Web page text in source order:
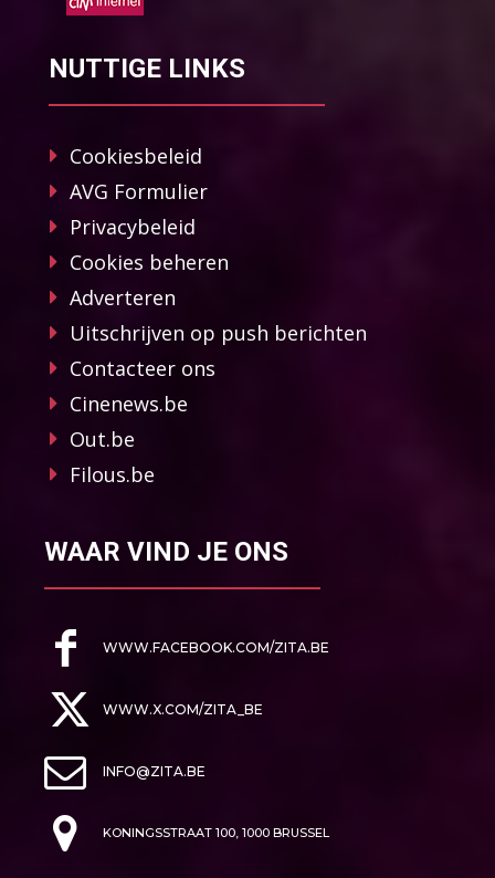
NUTTIGE LINKS
Cookiesbeleid
AVG Formulier
Privacybeleid
Cookies beheren
Adverteren
Uitschrijven op push berichten
Contacteer ons
Cinenews.be
Out.be
Filous.be
WAAR VIND JE ONS
WWW.FACEBOOK.COM/ZITA.BE
WWW.X.COM/ZITA_BE
INFO@ZITA.BE
KONINGSSTRAAT 100, 1000 BRUSSEL